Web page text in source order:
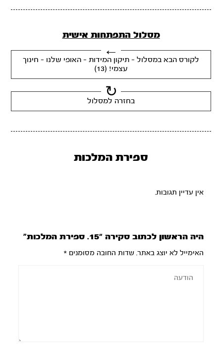
מסלול התפתחות אישית
לקורס הבא במסלול - תיקון המידות - האופי שלנו - חינוך
עצמי! (13)
בחזרה למסלול
ספירת המלכות
אין עדיין תגובות.
היה הראשון לכתוב סקירה “15. ספירת המלכות”
האימייל לא יוצג באתר. שדות החובה מסומנים*